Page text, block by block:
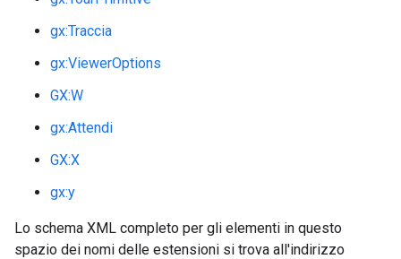
gx:Traccia
gx:ViewerOptions
GX:W
gx:Attendi
GX:X
gx:y
Lo schema XML completo per gli elementi in questo
spazio dei nomi delle estensioni si trova all'indirizzo